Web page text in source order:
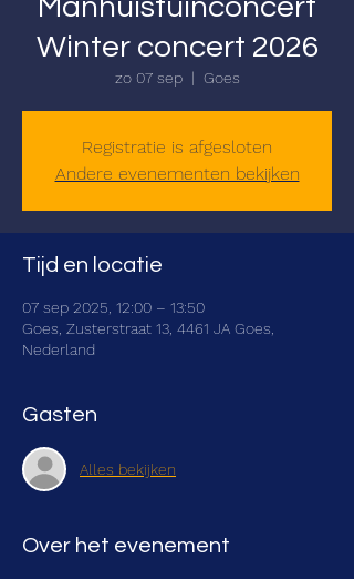
Manhuistuinconcert
Winter concert 2026
zo 07 sep
  |
Goes
Registratie is afgesloten
Andere evenementen bekijken
Tijd en locatie
07 sep 2025, 12:00 – 13:50
Goes, Zusterstraat 13, 4461 JA Goes,
Nederland
Gasten
Alles bekijken
Over het evenement